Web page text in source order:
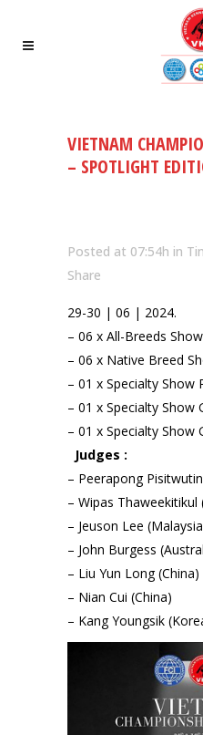
VIETNAM
– SPOTLIGHT
Posted at 07:54h in
Share
29-30 | 06 | 2024.
– 06 x All-Breeds
– 06 x Native Breed
– 01 x Specialty Show
– 01 x Specialty Show
– 01 x Specialty Show
Judges :
– Peerapong
– Wipas Thaweekitikul
– Jeuson Lee
– John Burgess
– Liu Yun Long (China)
– Nian Cui (China)
– Kang Youngsik